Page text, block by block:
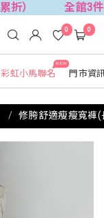
全館3件88折！
NEW
彩虹小馬聯名 門市資
0 0
修胯舒適瘦瘦寬褲